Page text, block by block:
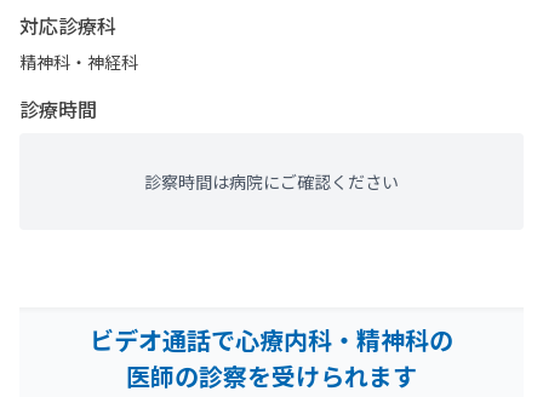
対応診療科
精神科・神経科
診療時間
診察時間は病院にご確認ください
ビデオ通話で心療内科・精神科の
医師の診察を受けられます